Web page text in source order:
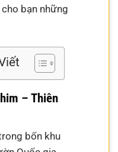
bạn những
– Thiên
bốn khu